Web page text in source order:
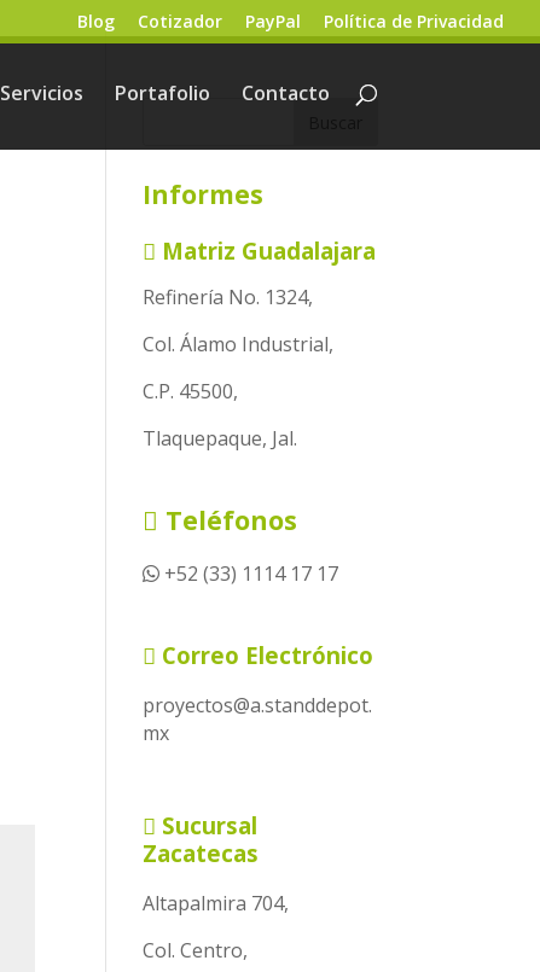
Blog Cotizador PayPal Política de Privacidad
Servicios Portafolio Contacto
Informes
Matriz Guadalajara
Refinería No. 1324,
Col. Álamo Industrial,
C.P. 45500,
Tlaquepaque, Jal.
Teléfonos
+52 (33) 1114 17 17
Correo Electrónico
proyectos@a.standdepot.
mx
Sucursal
Zacatecas
Altapalmira 704,
Col. Centro,